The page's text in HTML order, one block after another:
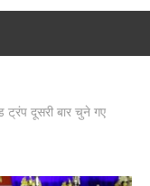
ट्रंप दूसरी बार चुने गए